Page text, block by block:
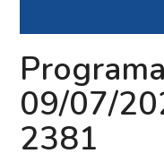
09/07/
2381